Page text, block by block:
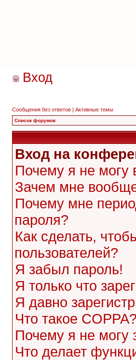
Вход
Сообщения без ответов | Активные темы
Список форумов
Вход на
Почему я не могу
Зачем мне
Почему мне
пароля?
Как сделать,
пользователей?
Я забыл пароль!
Я только что
Я давно
Что такое COPPA?
Почему я не могу
Что делает